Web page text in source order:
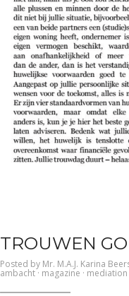
TROUWEN
Posted by Mr. M.A.J. Karina
ambacht· magazine · mediation